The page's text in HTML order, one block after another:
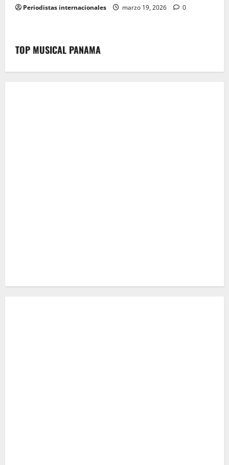
Periodistas internacionales marzo 19, 2026 0
TOP MUSICAL PANAMA